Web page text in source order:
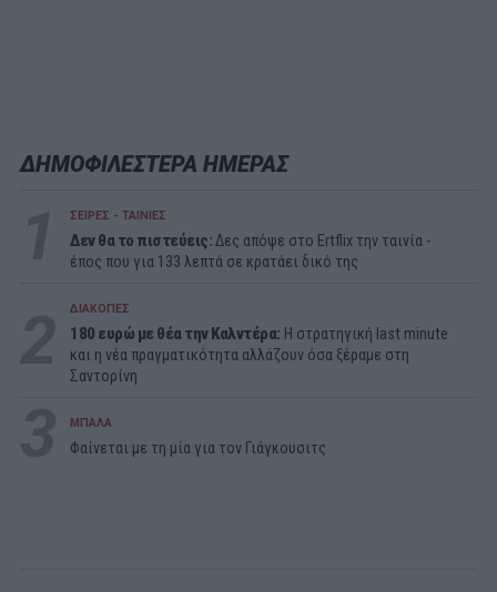
ΔΗΜΟΦΙΛΕΣΤΕΡΑ ΗΜΕΡΑΣ
ΣΕΙΡΕΣ - ΤΑΙΝΙΕΣ
Δεν θα το πιστεύεις:Δες απόψε στο Ertflix την ταινία -
έπος που για 133 λεπτά σε κρατάει δικό της
ΔΙΑΚΟΠΕΣ
180 ευρώ με θέα την Καλντέρα: Η στρατηγική last minute
και η νέα πραγματικότητα αλλάζουν όσα ξέραμε στη
Σαντορίνη
ΜΠΑΛΑ
Φαίνεται με τη μία για τον Γιάγκουσιτς